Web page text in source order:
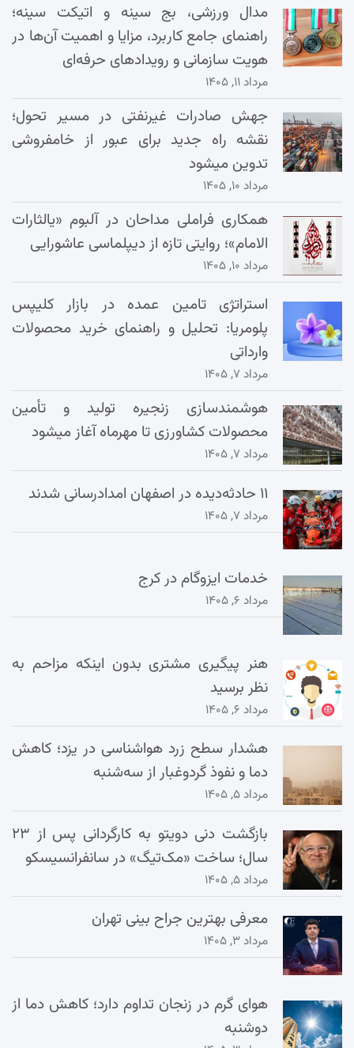
مدال ورزشی، بج سینه و اتیکت سینه؛
راهنمای جامع کاربرد، مزایا و اهمیت آن‌ها در
هویت سازمانی و رویدادهای حرفه‌ای
مرداد ۱۱, ۱۴۰۵
جهش صادرات غیرنفتی در مسیر تحول؛
نقشه راه جدید برای عبور از خامفروشی
تدوین میشود
مرداد ۱۰, ۱۴۰۵
همکاری فراملی مداحان در آلبوم «یالثارات
الامام»؛ روایتی تازه از دیپلماسی عاشورایی
مرداد ۱۰, ۱۴۰۵
استراتژی تامین عمده در بازار کلیپس
پلومریا: تحلیل و راهنمای خرید محصولات
وارداتی
مرداد ۷, ۱۴۰۵
هوشمندسازی زنجیره تولید و تأمین
محصولات کشاورزی تا مهرماه آغاز میشود
مرداد ۷, ۱۴۰۵
۱۱ حادثه‌دیده در اصفهان امدادرسانی شدند
مرداد ۷, ۱۴۰۵
خدمات ایزوگام در کرج
مرداد ۶, ۱۴۰۵
هنر پیگیری مشتری بدون اینکه مزاحم به
نظر برسید
مرداد ۶, ۱۴۰۵
هشدار سطح زرد هواشناسی در یزد؛ کاهش
دما و نفوذ گردوغبار از سه‌شنبه
مرداد ۵, ۱۴۰۵
بازگشت دنی دویتو به کارگردانی پس از ۲۳
سال؛ ساخت «مک‌تیگ» در سانفرانسیسکو
مرداد ۵, ۱۴۰۵
معرفی بهترین جراح بینی تهران
مرداد ۳, ۱۴۰۵
هوای گرم در زنجان تداوم دارد؛ کاهش دما از
دوشنبه